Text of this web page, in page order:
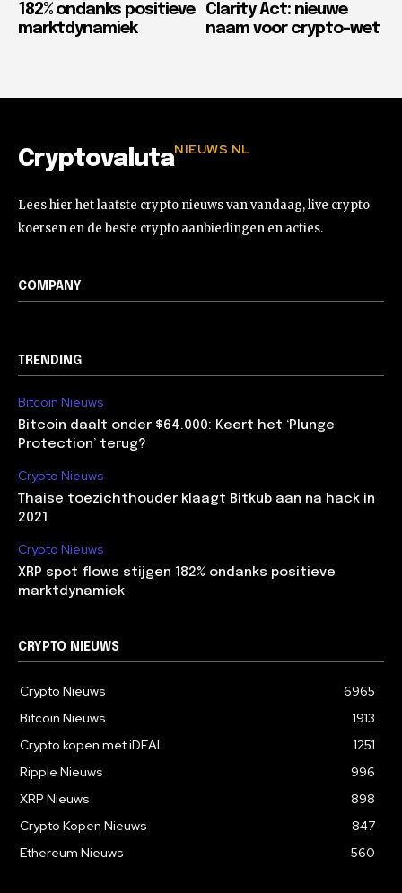
182% ondanks positieve
marktdynamiek
Clarity Act: nieuwe
naam voor crypto-wet
CryptovalutaNIEUWS.NL
Lees hier het laatste crypto nieuws van vandaag, live crypto
koersen en de beste crypto aanbiedingen en acties.
COMPANY
TRENDING
Bitcoin Nieuws
Bitcoin daalt onder $64.000: Keert het ‘Plunge
Protection’ terug?
Crypto Nieuws
Thaise toezichthouder klaagt Bitkub aan na hack in
2021
Crypto Nieuws
XRP spot flows stijgen 182% ondanks positieve
marktdynamiek
CRYPTO NIEUWS
Crypto Nieuws
6965
Bitcoin Nieuws
1913
Crypto kopen met iDEAL
1251
Ripple Nieuws
996
XRP Nieuws
898
Crypto Kopen Nieuws
847
Ethereum Nieuws
560